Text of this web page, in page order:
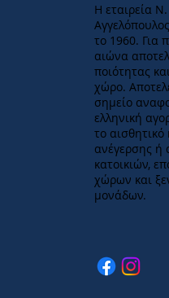
Η εταιρεία
το 1960. Για
αιώνα
ποιότητας
χώρο.
σημείο
ελληνική
το αισθητικό
ανέγερσης ή
κατοικιών,
χώρων και
μονάδων.